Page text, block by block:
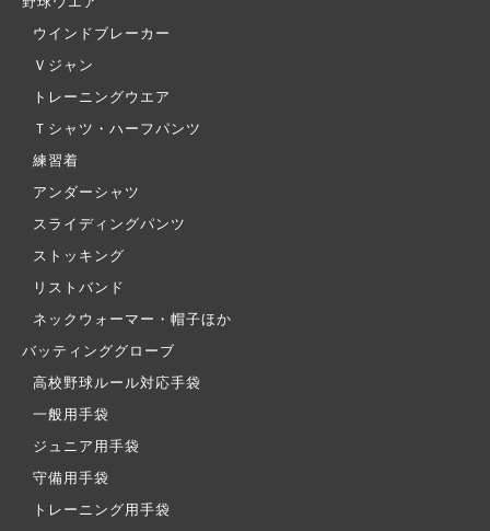
ウインドブレーカー
Ｖジャン
トレーニングウエア
Ｔシャツ・ハーフパンツ
練習着
アンダーシャツ
スライディングパンツ
ストッキング
リストバンド
ネックウォーマー・帽子ほか
バッティンググローブ
高校野球ルール対応手袋
一般用手袋
ジュニア用手袋
守備用手袋
トレーニング用手袋